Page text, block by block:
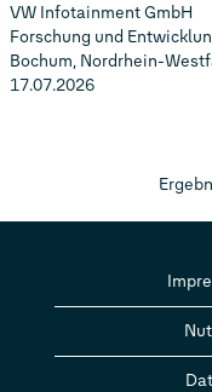
VW Infotainment GmbH
Forschung und
Bochum, Nordrhein-
17.07.2026